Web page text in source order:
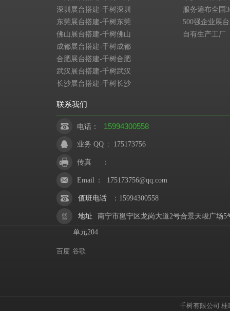
深圳展台搭建-千树深圳
东莞展台搭建-千树东莞
佛山展台搭建-千树佛山
成都展台搭建-千树成都
合肥展台搭建-千树合肥
武汉展台搭建-千树武汉
长沙展台搭建-千树长沙
服务遍布全国
500强企业展
自有生产工厂
联系我们
电话： 15994300558
业务 QQ : 175173756
传真 ：
Email ： 175173756@qq.com
值班电话 ： 15994300558
地址 南宁市邕宁区龙岗大道2号合景天峻广场5
单元204
百度 谷歌
千树有限公司 桂